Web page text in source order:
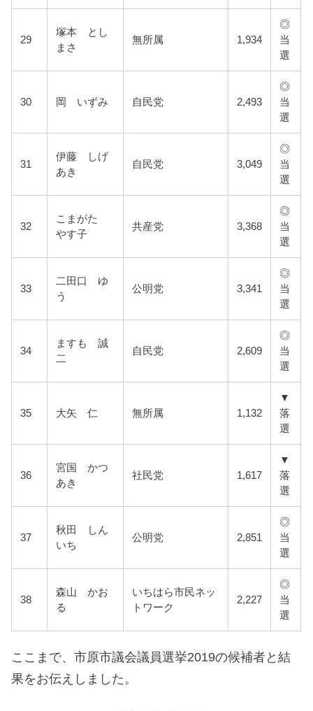
29
塚本 とし
まさ
無所属 1,934
◎
当
選
30 岡 いずみ 自民党 2,493
◎
当
選
31
伊藤 しげ
あき
自民党 3,049
◎
当
選
32
こまがた
やす子
共産党 3,368
◎
当
選
33
二田口 ゆ
う
公明党 3,341
◎
当
選
34
ますも 誠
二
自民党 2,609
◎
当
選
35 大矢 仁 無所属 1,132
▼
落
選
36
宮国 かつ
あき
社民党 1,617
▼
落
選
37
秋田 しん
いち
公明党 2,851
◎
当
選
38
森山 かお
る
いちはら市民ネッ
トワーク
2,227
◎
当
選
ここまで、市原市議会議員選挙2019の候補者と結
果をお伝えしました。